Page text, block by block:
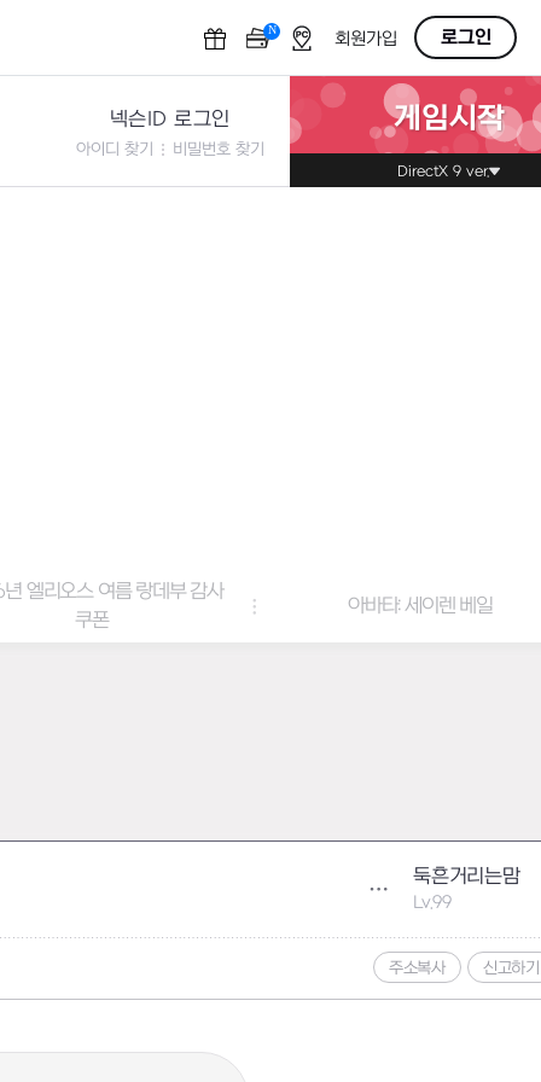
N OFF회원가입 로그인
넥슨ID 로그인
아이디 찾기 비밀번호 찾기
게임시작
DirectX 9 ver.
아바타: 세이렌 베일 아바타 & 헤어
둑흔거리는맘
Lv.99
주소복사 신고하기